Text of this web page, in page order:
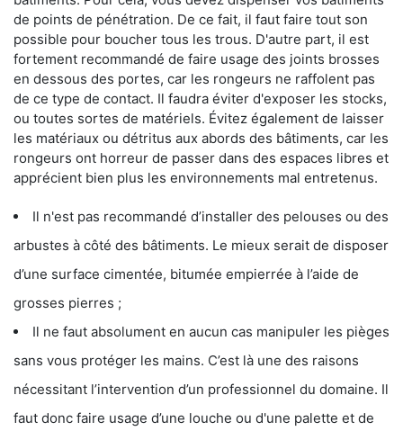
de points de pénétration. De ce fait, il faut faire tout son
possible pour boucher tous les trous. D'autre part, il est
fortement recommandé de faire usage des joints brosses
en dessous des portes, car les rongeurs ne raffolent pas
de ce type de contact. Il faudra éviter d'exposer les stocks,
ou toutes sortes de matériels. Évitez également de laisser
les matériaux ou détritus aux abords des bâtiments, car les
rongeurs ont horreur de passer dans des espaces libres et
apprécient bien plus les environnements mal entretenus.
Il n'est pas recommandé d’installer des pelouses ou des
arbustes à côté des bâtiments. Le mieux serait de disposer
d’une surface cimentée, bitumée empierrée à l’aide de
grosses pierres ;
Il ne faut absolument en aucun cas manipuler les pièges
sans vous protéger les mains. C’est là une des raisons
nécessitant l’intervention d’un professionnel du domaine. Il
faut donc faire usage d’une louche ou d'une palette et de